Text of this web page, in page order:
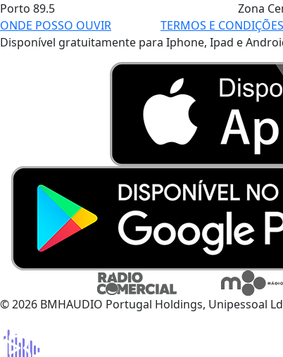
Porto 89.5 Zona
ONDE POSSO OUVIR
TERMOS E CONDIÇÕES
Disponível gratuitamente para Iphone, Ipad e
© 2026 BMHAUDIO Portugal Holdings, Unipessoal